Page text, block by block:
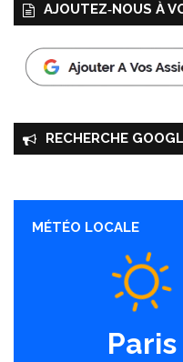
AJOUTEZ‑NOUS À
RECHERCHE
MÉTÉO LOCALE
Paris